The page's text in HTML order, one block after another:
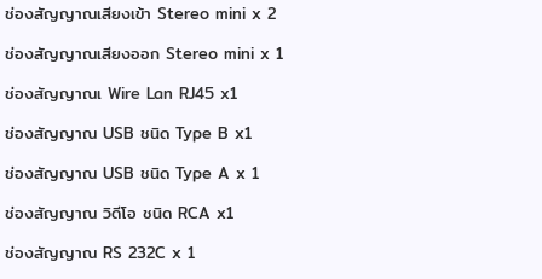
ช่องสัญญาณเสียงเข้า Stereo mini x 2
ช่องสัญญาณเสียงออก Stereo mini x 1
ช่องสัญญาณเ Wire Lan RJ45 x1
ช่องสัญญาณ USB ชนิด Type B x1
ช่องสัญญาณ USB ชนิด Type A x 1
ช่องสัญญาณ วิดีโอ ชนิด RCA x1
ช่องสัญญาณ RS 232C x 1